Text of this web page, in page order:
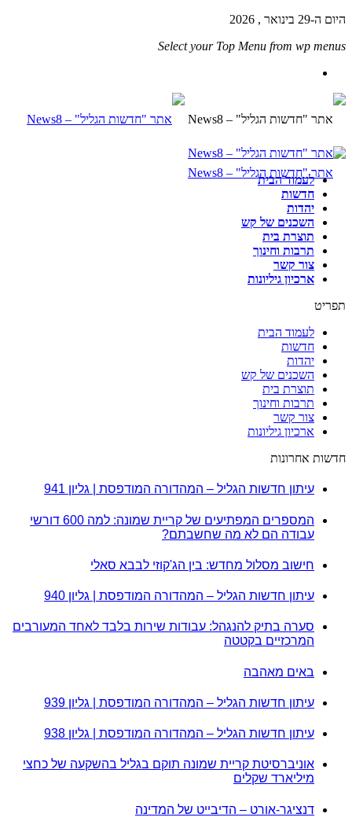
היום ה-29 בינואר , 2026
Select your Top Menu from wp menus
לעמוד הבית
חדשות
יהדות
השכנים של קש
תוצרת בית
תרבות וחינוך
צור קשר
ארכיון גיליונות
תפריט
לעמוד הבית
חדשות
יהדות
השכנים של קש
תוצרת בית
תרבות וחינוך
צור קשר
ארכיון גיליונות
חדשות אחרונות
עיתון חדשות הגליל – המהדורה המודפסת | גליון 941
המספרים המפתיעים של קריית שמונה: למה 600 דורשי
עבודה הם לא מה שחשבתם?
חישוב מסלול מחדש: בין הג'קוזי לבבא סאלי
עיתון חדשות הגליל – המהדורה המודפסת | גליון 940
סערה בתיק להנגהל: עבודות שירות בלבד לאחד המעורבים
המרכזיים בקטטה
באים מאהבה
עיתון חדשות הגליל – המהדורה המודפסת | גליון 939
עיתון חדשות הגליל – המהדורה המודפסת | גליון 938
אוניברסיטת קריית שמונה תוקם בגליל בהשקעה של כחצי
מיליארד שקלים
דנציגר-אורט – הדיבייט של המדינה